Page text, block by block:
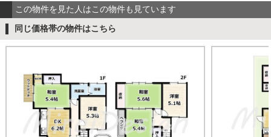
この物件を見た人はこの物件も見ています
同じ価格帯の物件はこちら